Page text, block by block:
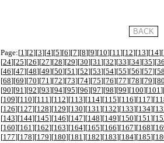
Page:[1 ][2][3][4][5][6][7][8][9][10][11 ][12][13][14][
[24][25][26][27][28][29][30][31 ][32][33][34][35][36
[46][47][48][49][50][51 ][52][53][54][55][56][57][58
[68][69][70][71 ][72][73][74][75][76][77][78][79][80
[90][91 ][92][93][94][95][96][97][98][99][100][101
[109][110][111 ][112][113][114][115][116][117][
[126][127][128][129][130][131 ][132][133][134][
[143][144][145][146][147][148][149][150][151 ][
[160][161 ][162][163][164][165][166][167][168][
[177][178][179][180][181 ][182][183][184][185][